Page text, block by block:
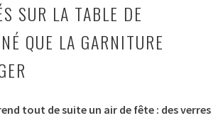
SUR LA TABLE DE
QUE LA GARNITURE
tout de suite un air de fête : des verres